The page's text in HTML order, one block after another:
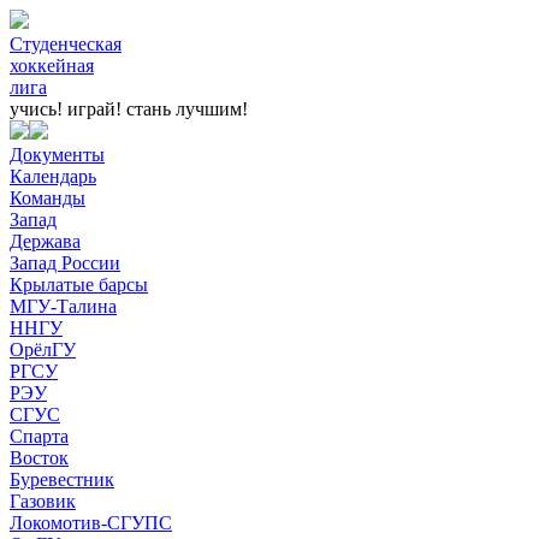
Студенческая
хоккейная
лига
учись! играй! стань лучшим!
Документы
Календарь
Команды
Запад
Держава
Запад России
Крылатые барсы
МГУ-Талина
ННГУ
ОрёлГУ
РГСУ
РЭУ
СГУС
Спарта
Восток
Буревестник
Газовик
Локомотив-СГУПС